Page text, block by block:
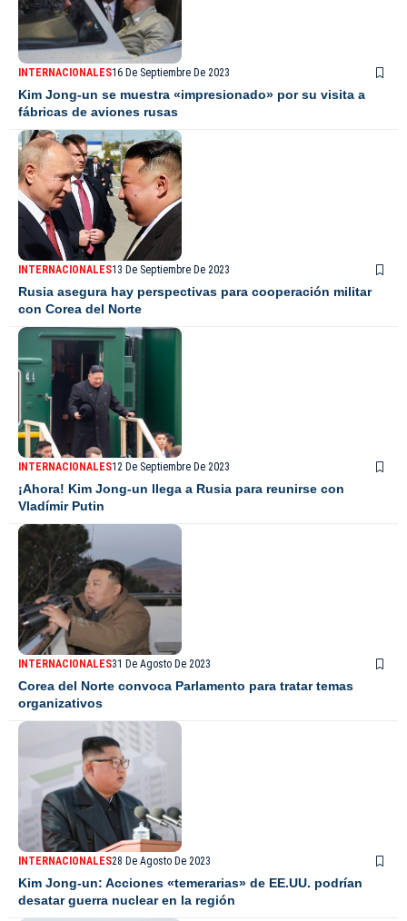
INTERNACIONALES16 De Septiembre De 2023
Kim Jong-un se muestra «impresionado» por su visita a
fábricas de aviones rusas
INTERNACIONALES13 De Septiembre De 2023
Rusia asegura hay perspectivas para cooperación militar
con Corea del Norte
INTERNACIONALES12 De Septiembre De 2023
¡Ahora! Kim Jong-un llega a Rusia para reunirse con
Vladímir Putin
INTERNACIONALES31 De Agosto De 2023
Corea del Norte convoca Parlamento para tratar temas
organizativos
INTERNACIONALES28 De Agosto De 2023
Kim Jong-un: Acciones «temerarias» de EE.UU. podrían
desatar guerra nuclear en la región